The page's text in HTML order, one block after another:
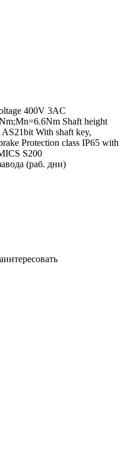
400V 3AC
Shaft height
With shaft key,
Protection class IP65 with
S200
(раб. дни)